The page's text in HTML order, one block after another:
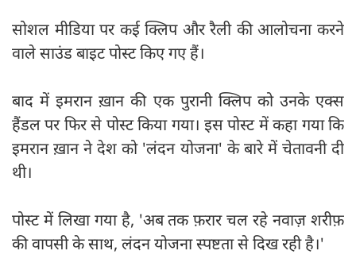
सोशल मीडिया पर कई क्लिप और रैली की आलोचना करने
वाले साउंड बाइट पोस्ट किए गए हैं।
बाद में इमरान ख़ान की एक पुरानी क्लिप को उनके एक्स
हैंडल पर फिर से पोस्ट किया गया। इस पोस्ट में कहा गया कि
इमरान ख़ान ने देश को 'लंदन योजना' के बारे में चेतावनी दी
थी।
पोस्ट में लिखा गया है, 'अब तक फ़रार चल रहे नवाज़ शरीफ़
की वापसी के साथ, लंदन योजना स्पष्टता से दिख रही है।'